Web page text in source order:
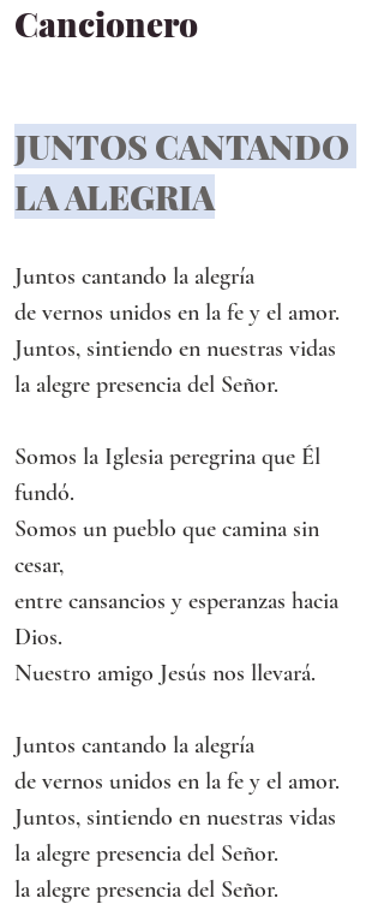
Cancionero
JUNTOS CANTANDO
LA ALEGRIA
Juntos cantando la alegría
de vernos unidos en la fe y el amor.
Juntos, sintiendo en nuestras vidas
la alegre presencia del Señor.
Somos la Iglesia peregrina que Él
fundó.
Somos un pueblo que camina sin
cesar,
entre cansancios y esperanzas hacia
Dios.
Nuestro amigo Jesús nos llevará.
Juntos cantando la alegría
de vernos unidos en la fe y el amor.
Juntos, sintiendo en nuestras vidas
la alegre presencia del Señor.
la alegre presencia del Señor.